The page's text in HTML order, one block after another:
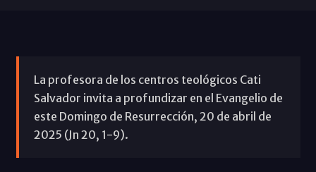
La profesora de los centros teológicos Cati
Salvador invita a profundizar en el Evangelio de
este Domingo de Resurrección, 20 de abril de
2025 (Jn 20, 1-9).